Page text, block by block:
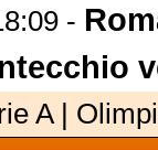
-
A |